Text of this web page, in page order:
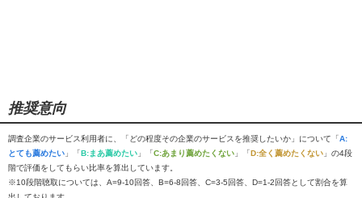
推奨意向
調査企業のサービス利用者に、「どの程度その企業のサービスを推奨したいか」について「A:
とても薦めたい 」「B:まあ薦めたい 」「C:あまり薦めたくない 」「D:全く薦めたくない 」の4段
階で評価をしてもらい比率を算出しています。
※10段階聴取については、A=9-10回答、B=6-8回答、C=3-5回答、D=1-2回答として割合を算